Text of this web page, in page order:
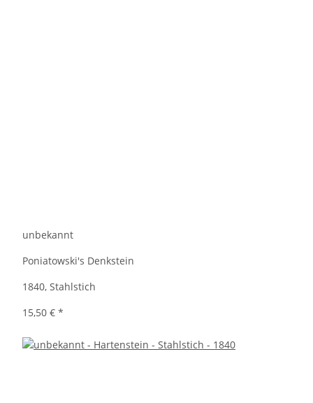
unbekannt
Poniatowski's Denkstein
1840, Stahlstich
15,50 € *